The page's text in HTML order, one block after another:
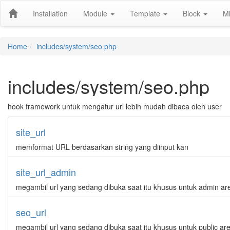
Installation Module Template Block
Home includes/system/seo.php
includes/system/seo.php
hook framework untuk mengatur url lebih mudah dibaca oleh user
site_url
memformat URL berdasarkan string yang diinput kan
site_url_admin
megambil url yang sedang dibuka saat itu khusus untuk admin
seo_url
megambil url yang sedang dibuka saat itu khusus untuk public